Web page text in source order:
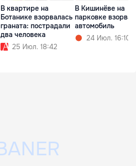
В квартире на
Ботанике взорвалась
граната: пострадали
два человека
25 Июл. 18:42
В Кишинёве на
парковке
автомобиль
24 Июл. 16:10